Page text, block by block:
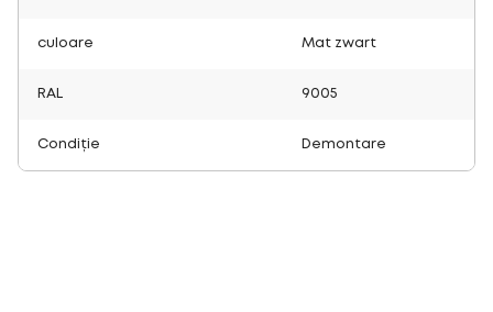
culoare Mat zwart
RAL 9005
Condiție Demontare